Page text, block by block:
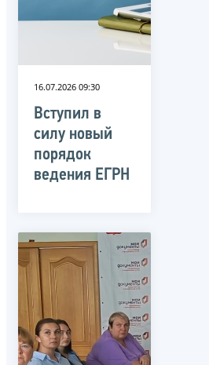
16.07.2026 09:30
Вступил в
силу новый
порядок
ведения ЕГРН